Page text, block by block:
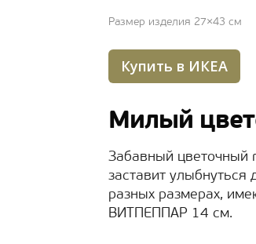
Размер изделия 27×43 см
Купить в ИКЕА
Милый
Забавный цветочный
заставит
разных размерах,
ВИТПЕППАР 14 см.